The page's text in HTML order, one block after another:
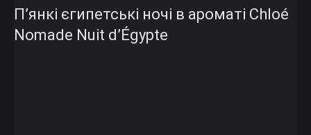
П’янкі єгипетські ночі в ароматі Chloé
Nomade Nuit d’Égypte